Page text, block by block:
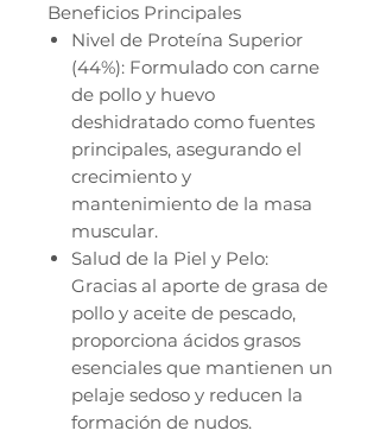
Beneficios Principales
Nivel de Proteína Superior
(44%): Formulado con carne
de pollo y huevo
deshidratado como fuentes
principales, asegurando el
crecimiento y
mantenimiento de la masa
muscular.
Salud de la Piel y Pelo:
Gracias al aporte de grasa de
pollo y aceite de pescado,
proporciona ácidos grasos
esenciales que mantienen un
pelaje sedoso y reducen la
formación de nudos.